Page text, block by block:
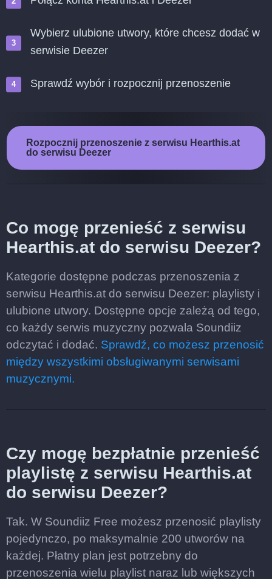
Wybierz ulubione utwory, które chcesz dodać w
serwisie Deezer
Sprawdź wybór i rozpocznij przenoszenie
Rozpocznij przenoszenie z serwisu Hearthis.at
do serwisu Deezer
Co mogę przenieść z serwisu
Hearthis.at do serwisu Deezer?
Kategorie dostępne podczas przenoszenia z
serwisu Hearthis.at do serwisu Deezer: playlisty i
ulubione utwory. Dostępne opcje zależą od tego,
co każdy serwis muzyczny pozwala Soundiiz
odczytać i dodać. Sprawdź, co możesz przenosić
między wszystkimi obsługiwanymi serwisami
muzycznymi.
Czy mogę bezpłatnie przenieść
playlistę z serwisu Hearthis.at
do serwisu Deezer?
Tak. W Soundiiz Free możesz przenosić playlisty
pojedynczo, po maksymalnie 200 utworów na
każdej. Płatny plan jest potrzebny do
przenoszenia wielu playlist naraz lub większych